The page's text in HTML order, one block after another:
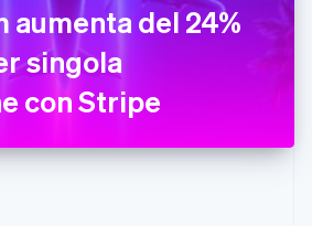
aumenta del 24%
singola
con Stripe